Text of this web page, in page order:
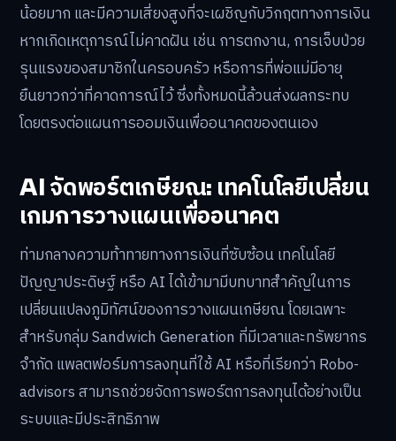
น้อยมาก และมีความเสี่ยงสูงที่จะเผชิญกับวิกฤตทางการเงิน
หากเกิดเหตุการณ์ไม่คาดฝัน เช่น การตกงาน, การเจ็บป่วย
รุนแรงของสมาชิกในครอบครัว หรือการที่พ่อแม่มีอายุ
ยืนยาวกว่าที่คาดการณ์ไว้ ซึ่งทั้งหมดนี้ล้วนส่งผลกระทบ
โดยตรงต่อแผนการออมเงินเพื่ออนาคตของตนเอง
AI จัดพอร์ตเกษียณ: เทคโนโลยีเปลี่ยน
เกมการวางแผนเพื่ออนาคต
ท่ามกลางความท้าทายทางการเงินที่ซับซ้อน เทคโนโลยี
ปัญญาประดิษฐ์ หรือ AI ได้เข้ามามีบทบาทสำคัญในการ
เปลี่ยนแปลงภูมิทัศน์ของการวางแผนเกษียณ โดยเฉพาะ
สำหรับกลุ่ม Sandwich Generation ที่มีเวลาและทรัพยากร
จำกัด แพลตฟอร์มการลงทุนที่ใช้ AI หรือที่เรียกว่า Robo-
advisors สามารถช่วยจัดการพอร์ตการลงทุนได้อย่างเป็น
ระบบและมีประสิทธิภาพ